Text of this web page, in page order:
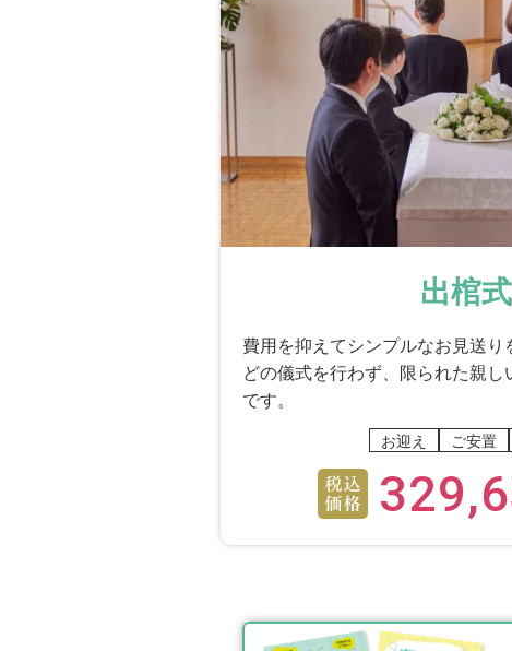
出棺式
費用を抑えてシンプルなお見送
どの儀式を行わず、限られた親
です。
お迎え ご安置